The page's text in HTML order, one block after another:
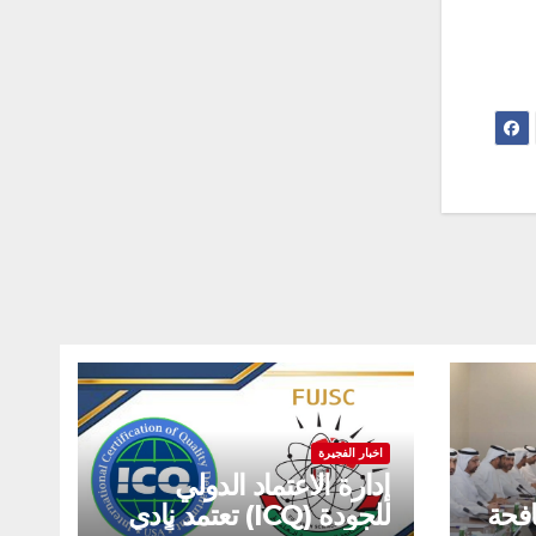
اخبار الفجيرة
إدارة الاعتماد الدولي
للجودة (ICQ) تعتمد نادي